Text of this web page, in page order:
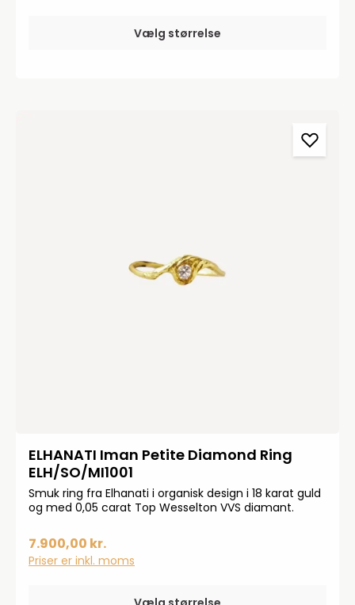
Vælg størrelse
ELHANATI Iman Petite Diamond Ring
ELH/SO/MI1001
Smuk ring fra Elhanati i organisk design i 18 karat guld
og med 0,05 carat Top Wesselton VVS diamant.
7.900,00 kr.
Priser er inkl. moms